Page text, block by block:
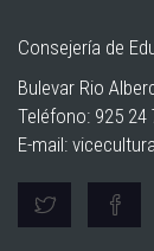
Consejería de
Bulevar Rio
Teléfono: 925 24
E-mail: